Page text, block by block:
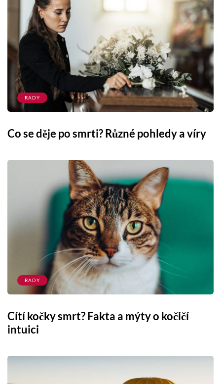
RADY
Co se děje po smrti? Různé pohledy a víry
RADY
Cítí kočky smrt? Fakta a mýty o kočičí
intuici